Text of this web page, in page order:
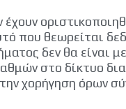
που θεωρείται
δεν θα είναι
στο δίκτυο
χορήγηση όρων